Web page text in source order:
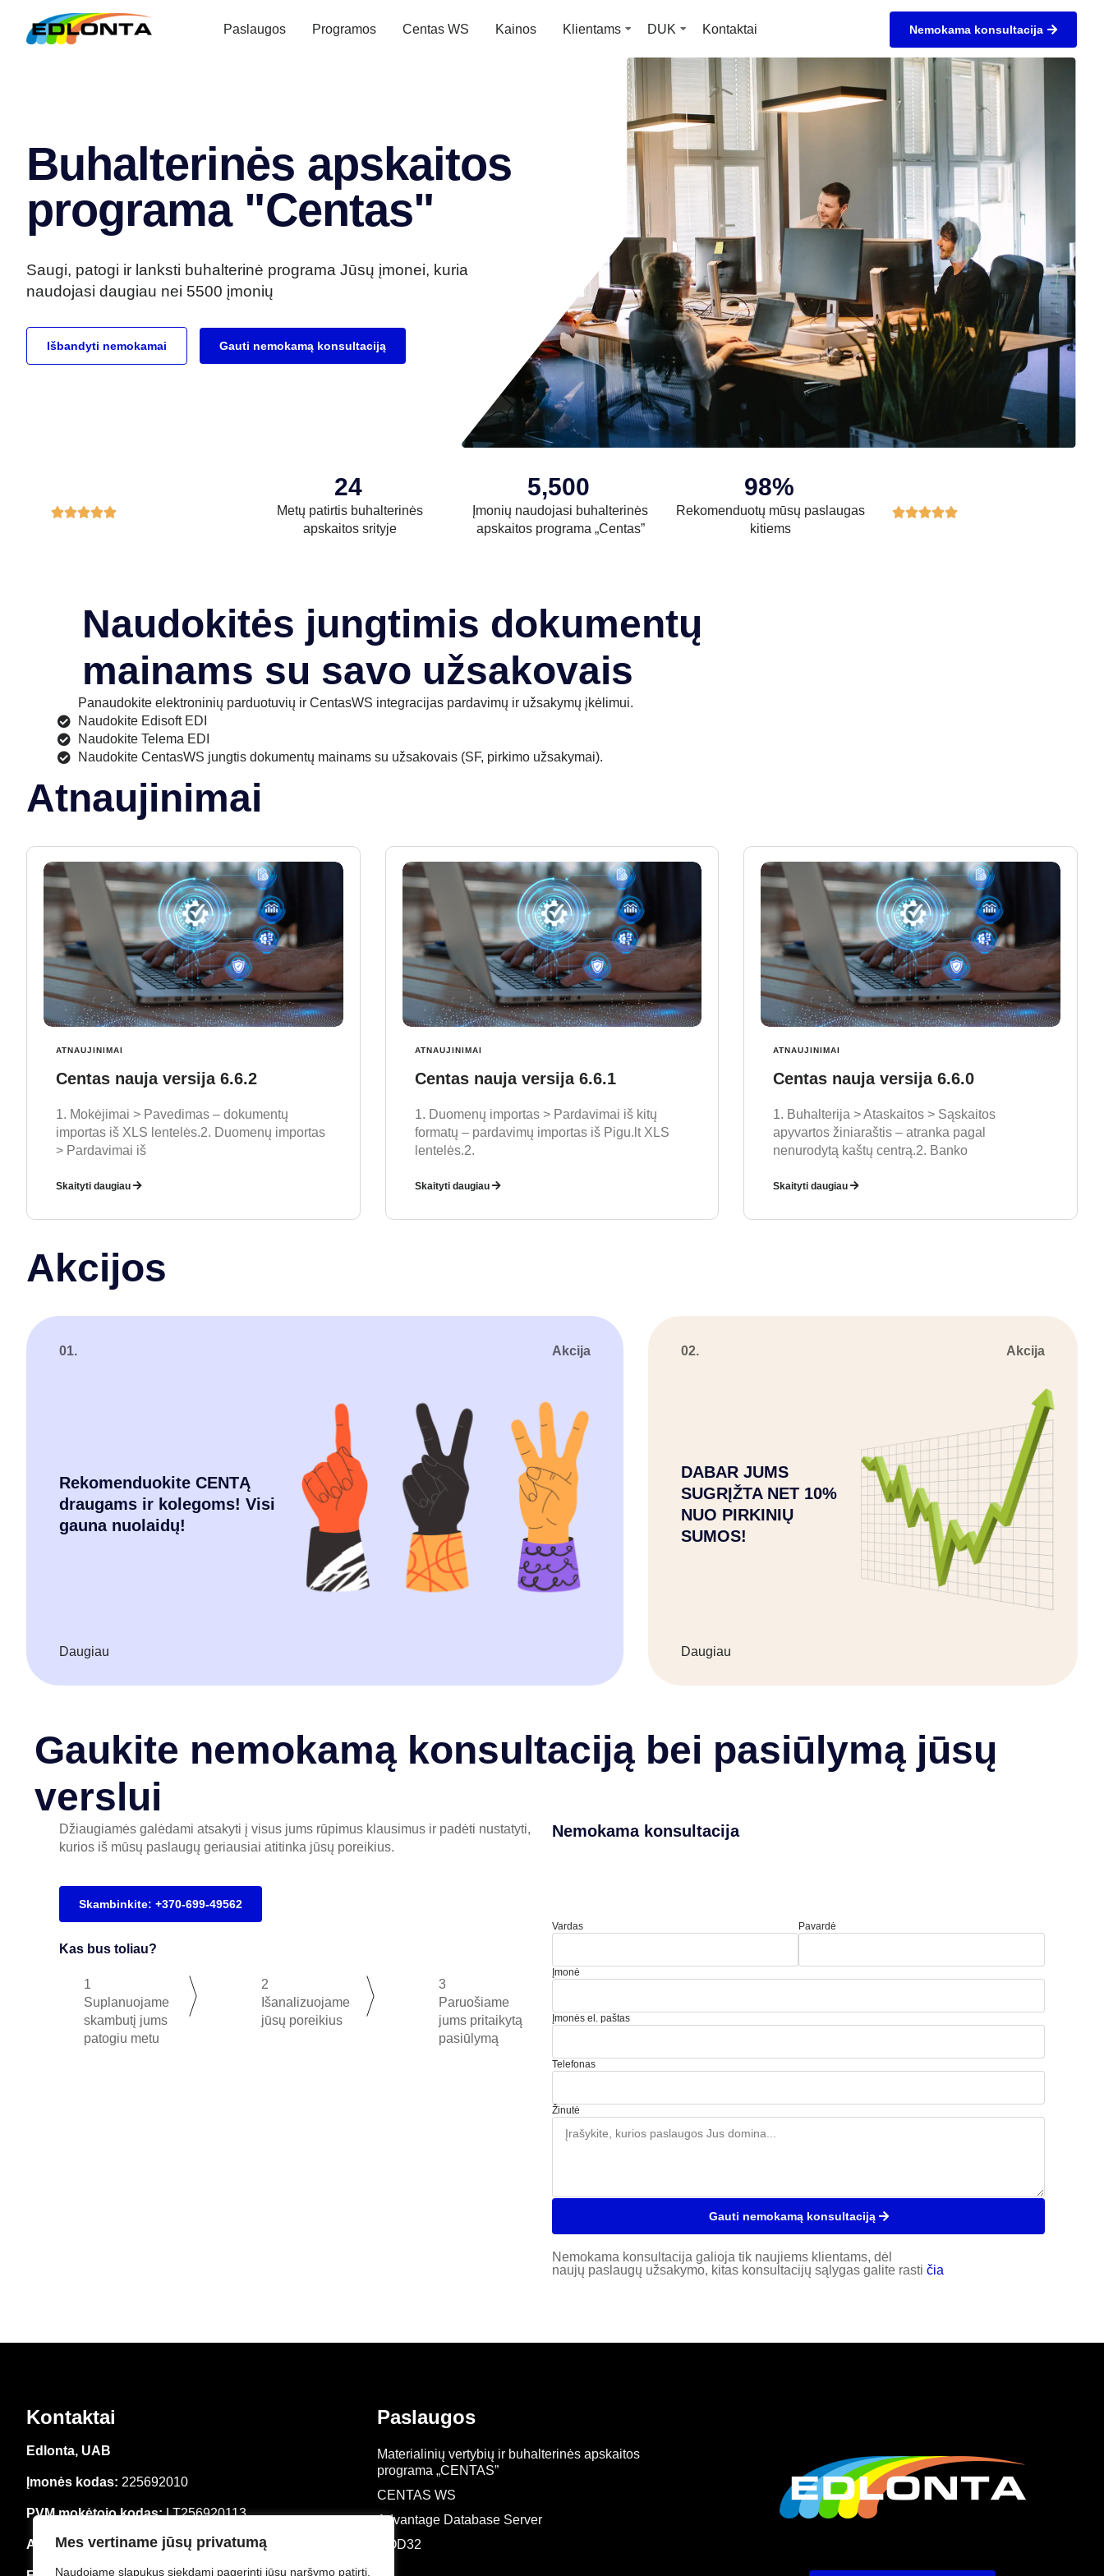
Mes vertiname jūsų privatumą
Naudojame slapukus siekdami pagerinti jūsų naršymo patirtį,
Paslaugos Programos Centas WS Kainos Klientams DUK Kontaktai Nemokama konsultacija
Buhalterinės apskaitos
programa "Centas"
Saugi, patogi ir lanksti buhalterinė programa Jūsų įmonei, kuria
naudojasi daugiau nei 5500 įmonių
Išbandyti nemokamai Gauti nemokamą konsultaciją

24
Metų patirtis buhalterinės
apskaitos srityje
5,500
Įmonių naudojasi buhalterinės
apskaitos programa „Centas”
98%
Rekomenduotų mūsų paslaugas
kitiems

Naudokitės jungtimis dokumentų
mainams su savo užsakovais
Panaudokite elektroninių parduotuvių ir CentasWS integracijas pardavimų ir užsakymų įkėlimui.
Naudokite Edisoft EDI
Naudokite Telema EDI
Naudokite CentasWS jungtis dokumentų mainams su užsakovais (SF, pirkimo užsakymai).
Atnaujinimai
ATNAUJINIMAI
Centas nauja versija 6.6.2
1. Mokėjimai > Pavedimas – dokumentų
importas iš XLS lentelės.2. Duomenų importas
> Pardavimai iš
Skaityti daugiau
ATNAUJINIMAI
Centas nauja versija 6.6.1
1. Duomenų importas > Pardavimai iš kitų
formatų – pardavimų importas iš Pigu.lt XLS
lentelės.2.
Skaityti daugiau
ATNAUJINIMAI
Centas nauja versija 6.6.0
1. Buhalterija > Ataskaitos > Sąskaitos
apyvartos žiniaraštis – atranka pagal
nenurodytą kaštų centrą.2. Banko
Skaityti daugiau
Akcijos
01. Akcija
Rekomenduokite CENTĄ
draugams ir kolegoms! Visi
gauna nuolaidų!
Daugiau
02. Akcija
DABAR JUMS
SUGRĮŽTA NET 10%
NUO PIRKINIŲ
SUMOS!
Daugiau
Gaukite nemokamą konsultaciją bei pasiūlymą jūsų
verslui
Džiaugiamės galėdami atsakyti į visus jums rūpimus klausimus ir padėti nustatyti,
kurios iš mūsų paslaugų geriausiai atitinka jūsų poreikius.
Skambinkite: +370-699-49562
Kas bus toliau?
1
Suplanuojame
skambutį jums
patogiu metu
2
Išanalizuojame
jūsų poreikius
3
Paruošiame
jums pritaikytą
pasiūlymą
Nemokama konsultacija
Vardas Pavardė
Įmonė
Įmonės el. paštas
Telefonas
Žinutė
Gauti nemokamą konsultaciją
Nemokama konsultacija galioja tik naujiems klientams, dėl
naujų paslaugų užsakymo, kitas konsultacijų sąlygas galite rasti čia
Kontaktai
Edlonta, UAB
Įmonės kodas: 225692010
PVM mokėtojo kodas:LT256920113
Adresas:Smolensko g. 6-403, LT-03201 Vilnius
Paslaugos
Materialinių vertybių ir buhalterinės apskaitos
programa „CENTAS”
CENTAS WS
Advantage Database Server
NOD32